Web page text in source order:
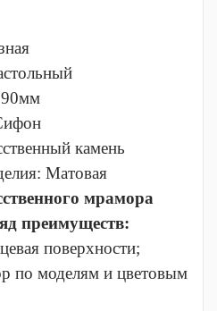
мм
камень
Матовая
мрамора
преимуществ:
поверхности;
по моделям и цветовым